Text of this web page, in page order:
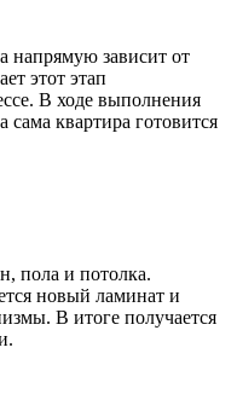
напрямую зависит от
этот этап
В ходе выполнения
сама квартира готовится
пола и потолка.
новый ламинат и
В итоге получается